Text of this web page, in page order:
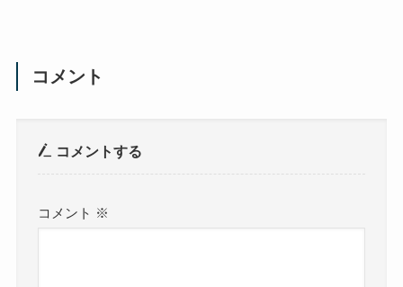
コメント
コメントする
コメント ※